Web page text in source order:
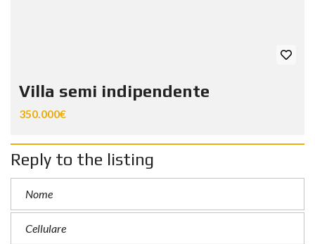
Villa semi indipendente
350.000€
Reply to the listing